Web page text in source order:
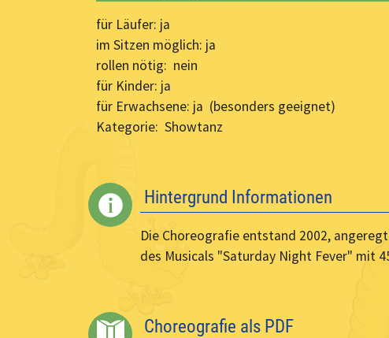
für Läufer: ja
im Sitzen möglich: ja
rollen nötig: nein
für Kinder: ja
für Erwachsene: ja (besonders geeignet)
Kategorie: Showtanz
Hintergrund Informationen
Die Choreografie entstand 2002,
des Musicals "Saturday Night Fever" mit
Choreografie als PDF